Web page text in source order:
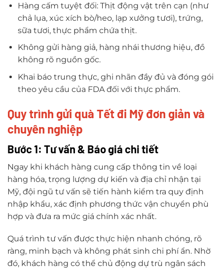
Hàng cấm tuyệt đối: Thịt động vật trên cạn (như
chả lụa, xúc xích bò/heo, lạp xưởng tươi), trứng,
sữa tươi, thực phẩm chứa thịt.
Không gửi hàng giả, hàng nhái thương hiệu, đồ
không rõ nguồn gốc.
Khai báo trung thực, ghi nhãn đầy đủ và đóng gói
theo yêu cầu của FDA đối với thực phẩm.
Quy trình gửi quà Tết đi Mỹ đơn giản và
chuyên nghiệp
Bước 1: Tư vấn & Báo giá chi tiết
Ngay khi khách hàng cung cấp thông tin về loại
hàng hóa, trọng lượng dự kiến và địa chỉ nhận tại
Mỹ, đội ngũ tư vấn sẽ tiến hành kiểm tra quy định
nhập khẩu, xác định phương thức vận chuyển phù
hợp và đưa ra mức giá chính xác nhất.
Quá trình tư vấn được thực hiện nhanh chóng, rõ
ràng, minh bạch và không phát sinh chi phí ẩn. Nhờ
đó, khách hàng có thể chủ động dự trù ngân sách